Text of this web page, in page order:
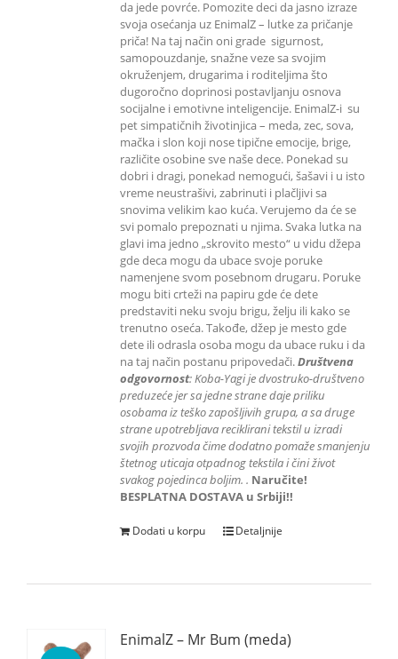
da jede povrće. Pomozite deci da jasno izraze
svoja osećanja uz EnimalZ – lutke za pričanje
priča! Na taj način oni grade sigurnost,
samopouzdanje, snažne veze sa svojim
okruženjem, drugarima i roditeljima što
dugoročno doprinosi postavljanju osnova
socijalne i emotivne inteligencije. EnimalZ-i su
pet simpatičnih životinjica – meda, zec, sova,
mačka i slon koji nose tipične emocije, brige,
različite osobine sve naše dece. Ponekad su
dobri i dragi, ponekad nemogući, šašavi i u isto
vreme neustrašivi, zabrinuti i plačljivi sa
snovima velikim kao kuća. Verujemo da će se
svi pomalo prepoznati u njima. Svaka lutka na
glavi ima jedno „skrovito mesto“ u vidu džepa
gde deca mogu da ubace svoje poruke
namenjene svom posebnom drugaru. Poruke
mogu biti crteži na papiru gde će dete
predstaviti neku svoju brigu, želju ili kako se
trenutno oseća. Takođe, džep je mesto gde
dete ili odrasla osoba mogu da ubace ruku i da
na taj način postanu pripovedači.Društvena
odgovornost: Koba-Yagi je dvostruko-društveno
preduzeće jer sa jedne strane daje priliku
osobama iz teško zapošljivih grupa, a sa druge
strane upotrebljava reciklirani tekstil u izradi
svojih prozvoda čime dodatno pomaže smanjenju
štetnog uticaja otpadnog tekstila i čini život
svakog pojedinca boljim. . Naručite!
BESPLATNA DOSTAVA u Srbiji!!
Dodati u korpu Detaljnije
EnimalZ – Mr Bum (meda)